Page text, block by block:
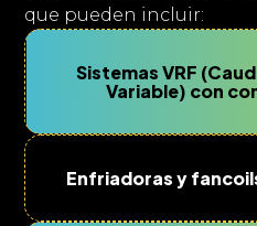
que pueden incluir:
Sistemas VRF
Variable) con
Enfriadoras y